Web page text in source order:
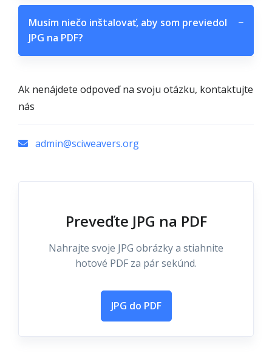
Musím niečo inštalovať, aby som previedol
JPG na PDF?
−
Ak nenájdete odpoveď na svoju otázku, kontaktujte
nás
admin@sciweavers.org
Preveďte JPG na PDF
Nahrajte svoje JPG obrázky a stiahnite
hotové PDF za pár sekúnd.
JPG do PDF